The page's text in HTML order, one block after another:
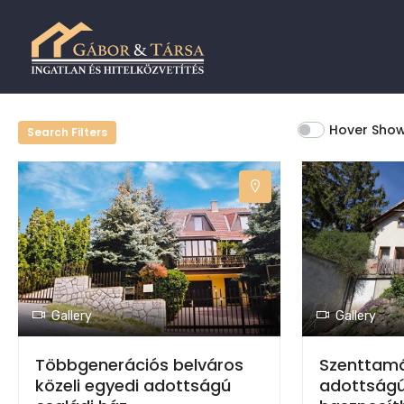
Search Filters Hover
Gallery
Többgenerációs belváros
közeli egyedi adottságú
Gallery